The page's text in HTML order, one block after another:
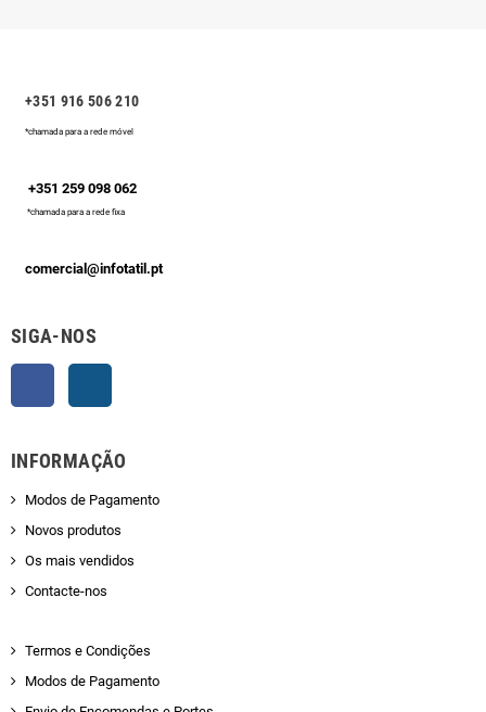
+351 916 506 210
*chamada para a rede móvel
+351 259 098 062
*chamada para a rede fixa
comercial@infotatil.pt
SIGA-NOS
Facebook
INFORMAÇÃO
Modos de Pagamento
Novos produtos
Os mais vendidos
Contacte-nos
Termos e Condições
Modos de Pagamento